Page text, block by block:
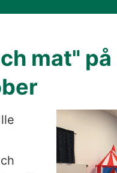
mat" på